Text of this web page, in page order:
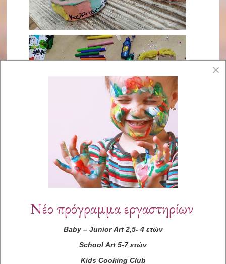
×
Νέο πρόγραμμα εργαστηρίων
Baby– Junior Art2,5- 4 ετών
School Art 5-7 ετών
Kids Cooking Club